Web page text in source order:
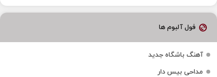
فول آلبوم ها
آهنگ باشگاه جدید
مداحی بیس دار